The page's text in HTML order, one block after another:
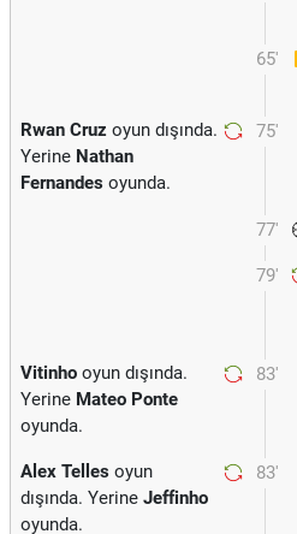
65'
75'
Rwan Cruz oyun dışında.
Yerine Nathan
Fernandes oyunda.
77'
79'
83'
Vitinho oyun dışında.
Yerine Mateo Ponte
oyunda.
83'
Alex Telles oyun
dışında. Yerine Jeffinho
oyunda.